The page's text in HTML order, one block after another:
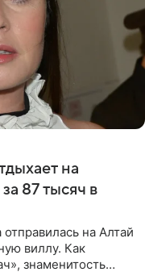
на
87 тысяч в
на Алтай
виллу. Как
знаменитость